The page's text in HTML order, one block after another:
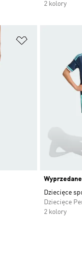
2 kolory
Dodaj do listy
Wyprzedane
Dziecięce
Dziecięce
2 kolory